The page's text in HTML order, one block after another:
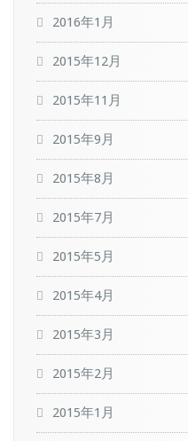
2016年1月
2015年12月
2015年11月
2015年9月
2015年8月
2015年7月
2015年5月
2015年4月
2015年3月
2015年2月
2015年1月